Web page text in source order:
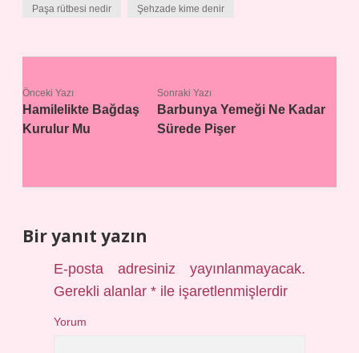
Paşa rütbesi nedir Şehzade kime denir
Önceki Yazı
Hamilelikte Bağdaş
Kurulur Mu
Sonraki Yazı
Barbunya Yemeği Ne Kadar
Sürede Pişer
Bir yanıt yazın
E-posta adresiniz yayınlanmayacak.
Gerekli alanlar* ile işaretlenmişlerdir
Yorum